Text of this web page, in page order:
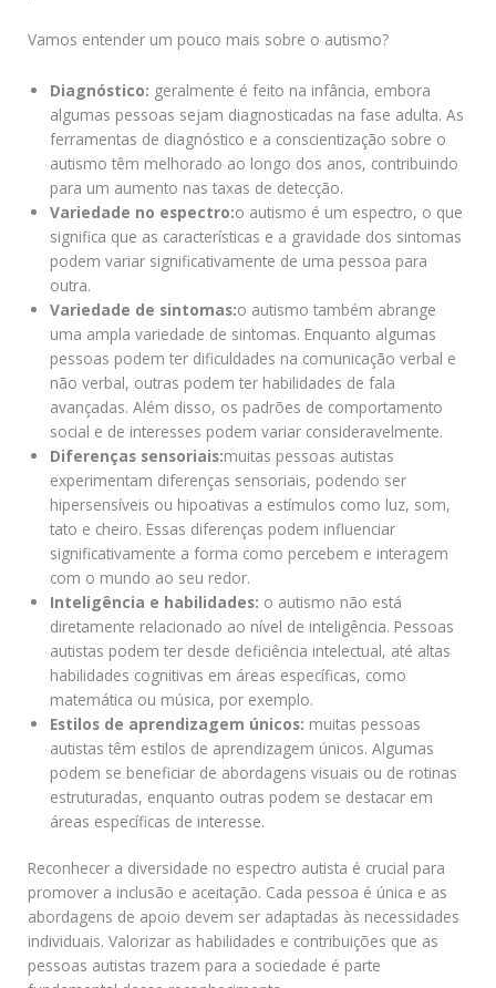
Vamos entender um pouco mais sobre o autismo?
Diagnóstico: geralmente é feito na infância, embora
algumas pessoas sejam diagnosticadas na fase adulta. As
ferramentas de diagnóstico e a conscientização sobre o
autismo têm melhorado ao longo dos anos, contribuindo
para um aumento nas taxas de detecção.
Variedade no espectro:o autismo é um espectro, o que
significa que as características e a gravidade dos sintomas
podem variar significativamente de uma pessoa para
outra.
Variedade de sintomas:o autismo também abrange
uma ampla variedade de sintomas. Enquanto algumas
pessoas podem ter dificuldades na comunicação verbal e
não verbal, outras podem ter habilidades de fala
avançadas. Além disso, os padrões de comportamento
social e de interesses podem variar consideravelmente.
Diferenças sensoriais:muitas pessoas autistas
experimentam diferenças sensoriais, podendo ser
hipersensíveis ou hipoativas a estímulos como luz, som,
tato e cheiro. Essas diferenças podem influenciar
significativamente a forma como percebem e interagem
com o mundo ao seu redor.
Inteligência e habilidades: o autismo não está
diretamente relacionado ao nível de inteligência. Pessoas
autistas podem ter desde deficiência intelectual, até altas
habilidades cognitivas em áreas específicas, como
matemática ou música, por exemplo.
Estilos de aprendizagem únicos: muitas pessoas
autistas têm estilos de aprendizagem únicos. Algumas
podem se beneficiar de abordagens visuais ou de rotinas
estruturadas, enquanto outras podem se destacar em
áreas específicas de interesse.
Reconhecer a diversidade no espectro autista é crucial para
promover a inclusão e aceitação. Cada pessoa é única e as
abordagens de apoio devem ser adaptadas às necessidades
individuais. Valorizar as habilidades e contribuições que as
pessoas autistas trazem para a sociedade é parte